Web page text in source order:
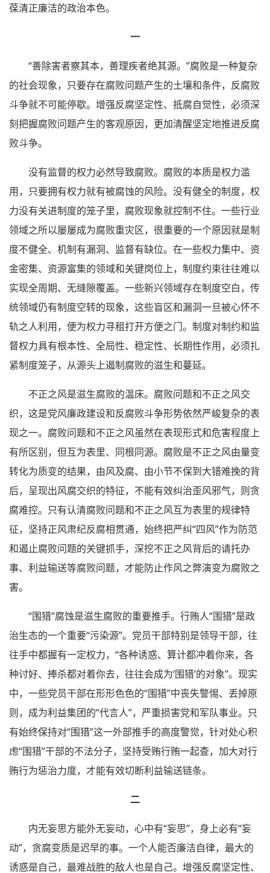
葆清正廉洁的政治本色。
一
“善除害者察其本，善理疾者绝其源。”腐败是一种复杂
的社会现象，只要存在腐败问题产生的土壤和条件，反腐败
斗争就不可能停歇。增强反腐坚定性、抵腐自觉性，必须深
刻把握腐败问题产生的客观原因，更加清醒坚定地推进反腐
败斗争。
没有监督的权力必然导致腐败。腐败的本质是权力滥
用，只要拥有权力就有被腐蚀的风险。没有健全的制度，权
力没有关进制度的笼子里，腐败现象就控制不住。一些行业
领域之所以屡屡成为腐败重灾区，很重要的一个原因就是制
度不健全、机制有漏洞、监督有缺位。在一些权力集中、资
金密集、资源富集的领域和关键岗位上，制度约束往往难以
实现全周期、无缝隙覆盖。一些新兴领域存在制度空白，传
统领域仍有制度空转的现象，这些盲区和漏洞一旦被心怀不
轨之人利用，便为权力寻租打开方便之门。制度对制约和监
督权力具有根本性、全局性、稳定性、长期性作用，必须扎
紧制度笼子，从源头上遏制腐败的滋生和蔓延。
不正之风是滋生腐败的温床。腐败问题和不正之风交
织，这是党风廉政建设和反腐败斗争形势依然严峻复杂的表
现之一。腐败问题和不正之风虽然在表现形式和危害程度上
有所区别，但互为表里、同根同源。腐败是不正之风由量变
转化为质变的结果，由风及腐、由小节不保到大错难挽的背
后，呈现出风腐交织的特征，不能有效纠治歪风邪气，则贪
腐难控。只有认清腐败问题和不正之风互为表里的规律特
征，坚持正风肃纪反腐相贯通，始终把严纠“四风”作为防范
和遏止腐败问题的关键抓手，深挖不正之风背后的请托办
事、利益输送等腐败问题，才能防止作风之弊演变为腐败之
害。
“围猎”腐蚀是滋生腐败的重要推手。行贿人“围猎”是政
治生态的一个重要“污染源”。党员干部特别是领导干部，往
往手中都握有一定权力，“各种诱惑、算计都冲着你来，各
种讨好、捧杀都对着你去，往往会成为‘围猎’的对象”。现实
中，一些党员干部在形形色色的“围猎”中丧失警惕、丢掉原
则，成为利益集团的“代言人”，严重损害党和军队事业。只
有始终保持对“围猎”这一外部推手的高度警觉，针对处心积
虑“围猎”干部的不法分子，坚持受贿行贿一起查，加大对行
贿行为惩治力度，才能有效切断利益输送链条。
二
内无妄思方能外无妄动，心中有“妄思”，身上必有“妄
动”，贪腐变质是迟早的事。一个人能否廉洁自律，最大的
诱惑是自己，最难战胜的敌人也是自己。增强反腐坚定性、